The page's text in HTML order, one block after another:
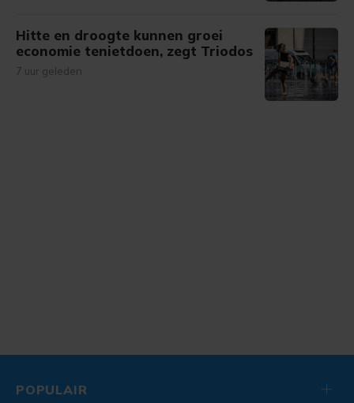
Hitte en droogte kunnen groei
economie tenietdoen, zegt Triodos
7 uur geleden
POPULAIR